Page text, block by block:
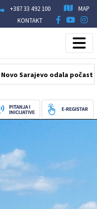
+387 33 492 100
MAP
KONTAKT
odala počast